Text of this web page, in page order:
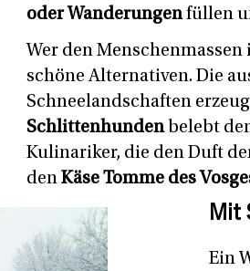
oder Wanderungenfüllen
Wer den
schöne Alternativen. Die
Schneelandschaften
Schlittenhundenbelebt
Kulinariker, die den Duft
den Käse Tomme des
Mit
Ein